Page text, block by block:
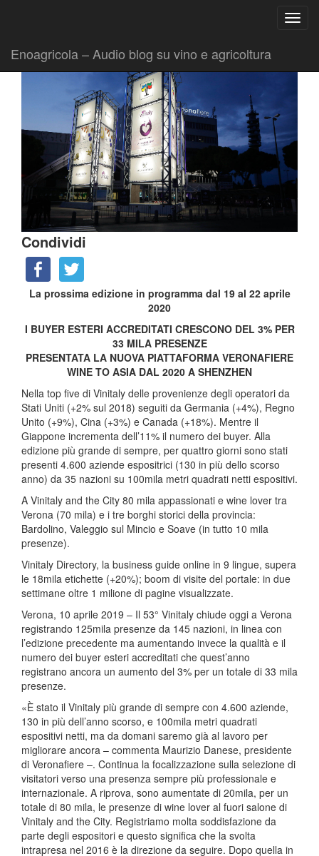
Enoagricola – Audio blog su vino e agricoltura
Condividi
La prossima edizione in programma dal 19 al 22 aprile
2020
I BUYER ESTERI ACCREDITATI CRESCONO DEL 3% PER
33 MILA PRESENZE
PRESENTATA LA NUOVA PIATTAFORMA VERONAFIERE
WINE TO ASIA DAL 2020 A SHENZHEN
Nella top five di Vinitaly delle provenienze degli operatori da
Stati Uniti (+2% sul 2018) seguiti da Germania (+4%), Regno
Unito (+9%), Cina (+3%) e Canada (+18%). Mentre il
Giappone incrementa dell’11% il numero dei buyer. Alla
edizione più grande di sempre, per quattro giorni sono stati
presenti 4.600 aziende espositrici (130 in più dello scorso
anno) da 35 nazioni su 100mila metri quadrati netti espositivi.
A Vinitaly and the City 80 mila appassionati e wine lover tra
Verona (70 mila) e i tre borghi storici della provincia:
Bardolino, Valeggio sul Mincio e Soave (in tutto 10 mila
presenze).
Vinitaly Directory, la business guide online in 9 lingue, supera
le 18mila etichette (+20%); boom di visite del portale: in due
settimane oltre 1 milione di pagine visualizzate.
Verona, 10 aprile 2019 – Il 53° Vinitaly chiude oggi a Verona
registrando 125mila presenze da 145 nazioni, in linea con
l’edizione precedente ma aumentando invece la qualità e il
numero dei buyer esteri accreditati che quest’anno
registrano ancora un aumento del 3% per un totale di 33 mila
presenze.
«È stato il Vinitaly più grande di sempre con 4.600 aziende,
130 in più dell’anno scorso, e 100mila metri quadrati
espositivi netti, ma da domani saremo già al lavoro per
migliorare ancora – commenta Maurizio Danese, presidente
di Veronafiere –. Continua la focalizzazione sulla selezione di
visitatori verso una presenza sempre più professionale e
internazionale. A riprova, sono aumentate di 20mila, per un
totale di 80 mila, le presenze di wine lover al fuori salone di
Vinitaly and the City. Registriamo molta soddisfazione da
parte degli espositori e questo significa che la svolta
intrapresa nel 2016 è la direzione da seguire. Dopo quella in